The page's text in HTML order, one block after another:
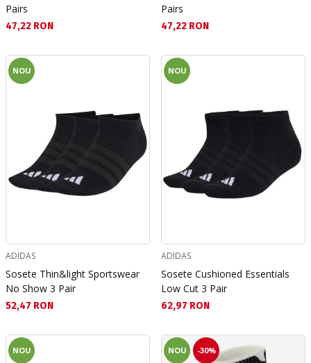
Pairs
Текуща цена:
47,22 RON
Pairs
Текуща цена:
47,22 RON
NOU
ADIDAS
Sosete Thin&light Sportswear
No Show 3 Pair
Текуща цена:
52,47 RON
NOU
ADIDAS
Sosete Cushioned Essentials
Low Cut 3 Pair
Текуща цена:
62,97 RON
NOU NOU -30%